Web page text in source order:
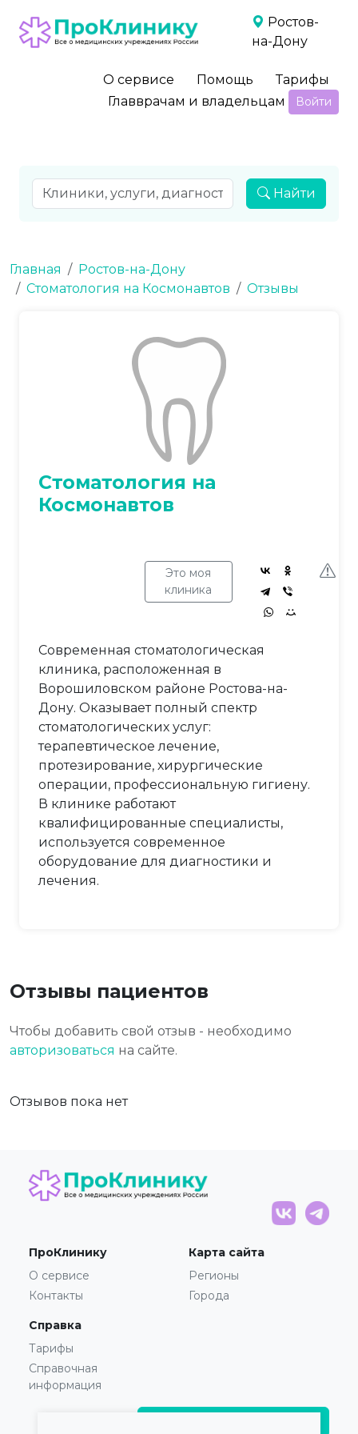
Ростов-
на-Дону
О сервисе Помощь
Тарифы
Главврачам и владельцам
Войти
Найти
Главная
Ростов-на-Дону
Стоматология на Космонавтов
Отзывы
Стоматология на
Космонавтов
Это моя
клиника
Современная стоматологическая
клиника, расположенная в
Ворошиловском районе Ростова-на-
Дону. Оказывает полный спектр
стоматологических услуг:
терапевтическое лечение,
протезирование, хирургические
операции, профессиональную гигиену.
В клинике работают
квалифицированные специалисты,
используется современное
оборудование для диагностики и
лечения.
Отзывы пациентов
Чтобы добавить свой отзыв - необходимо
авторизоваться на сайте.
Отзывов пока нет
ПроКлинику
О сервисе
Контакты
Карта сайта
Регионы
Города
Справка
Тарифы
Справочная
информация